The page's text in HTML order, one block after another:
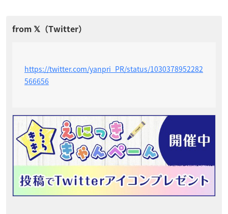
https://twitter.com/yanpri_PR/status/1030378952282
566656